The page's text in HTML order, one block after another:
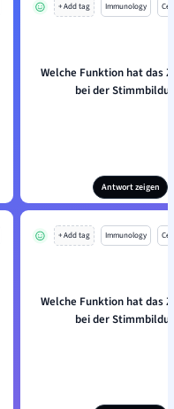
+ Add tag Immunology
Welche Funktion hat das
bei der
Antwort zeigen
+ Add tag Immunology
Welche Funktion hat das
bei der